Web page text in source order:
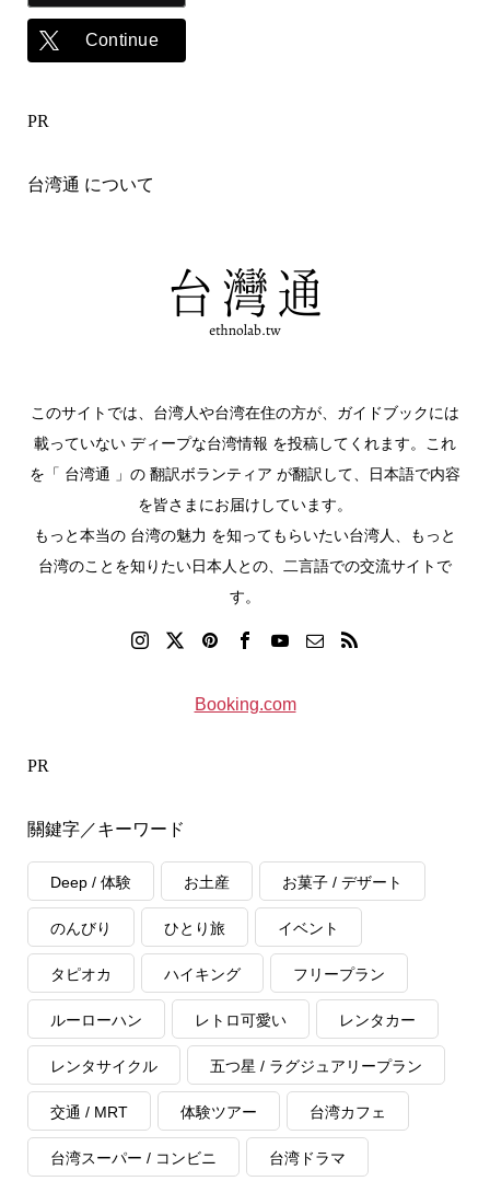
Continue
PR
台湾通 について
このサイトでは、台湾人や台湾在住の方が、ガイドブックには
載っていない ディープな台湾情報 を投稿してくれます。これ
を「 台湾通 」の 翻訳ボランティア が翻訳して、日本語で内容
を皆さまにお届けしています。
もっと本当の 台湾の魅力 を知ってもらいたい台湾人、もっと
台湾のことを知りたい日本人との、二言語での交流サイトで
す。
Booking.com
PR
關鍵字／キーワード
Deep / 体験 お土産 お菓子 / デザート
のんびり ひとり旅 イベント
タピオカ ハイキング フリープラン
ルーローハン レトロ可愛い レンタカー
レンタサイクル 五つ星 / ラグジュアリープラン
交通 / MRT 体験ツアー 台湾カフェ
台湾スーパー / コンビニ 台湾ドラマ